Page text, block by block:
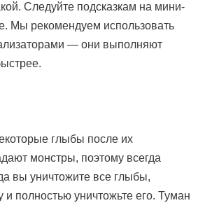
Следуйте подсказкам на мини-
Мы рекомендуем использовать
— они выполняют
глыбы после их
монстры, поэтому всегда
вы уничтожите все глыбы,
и полностью уничтожьте его. Туман